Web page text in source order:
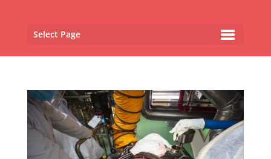
Select Page